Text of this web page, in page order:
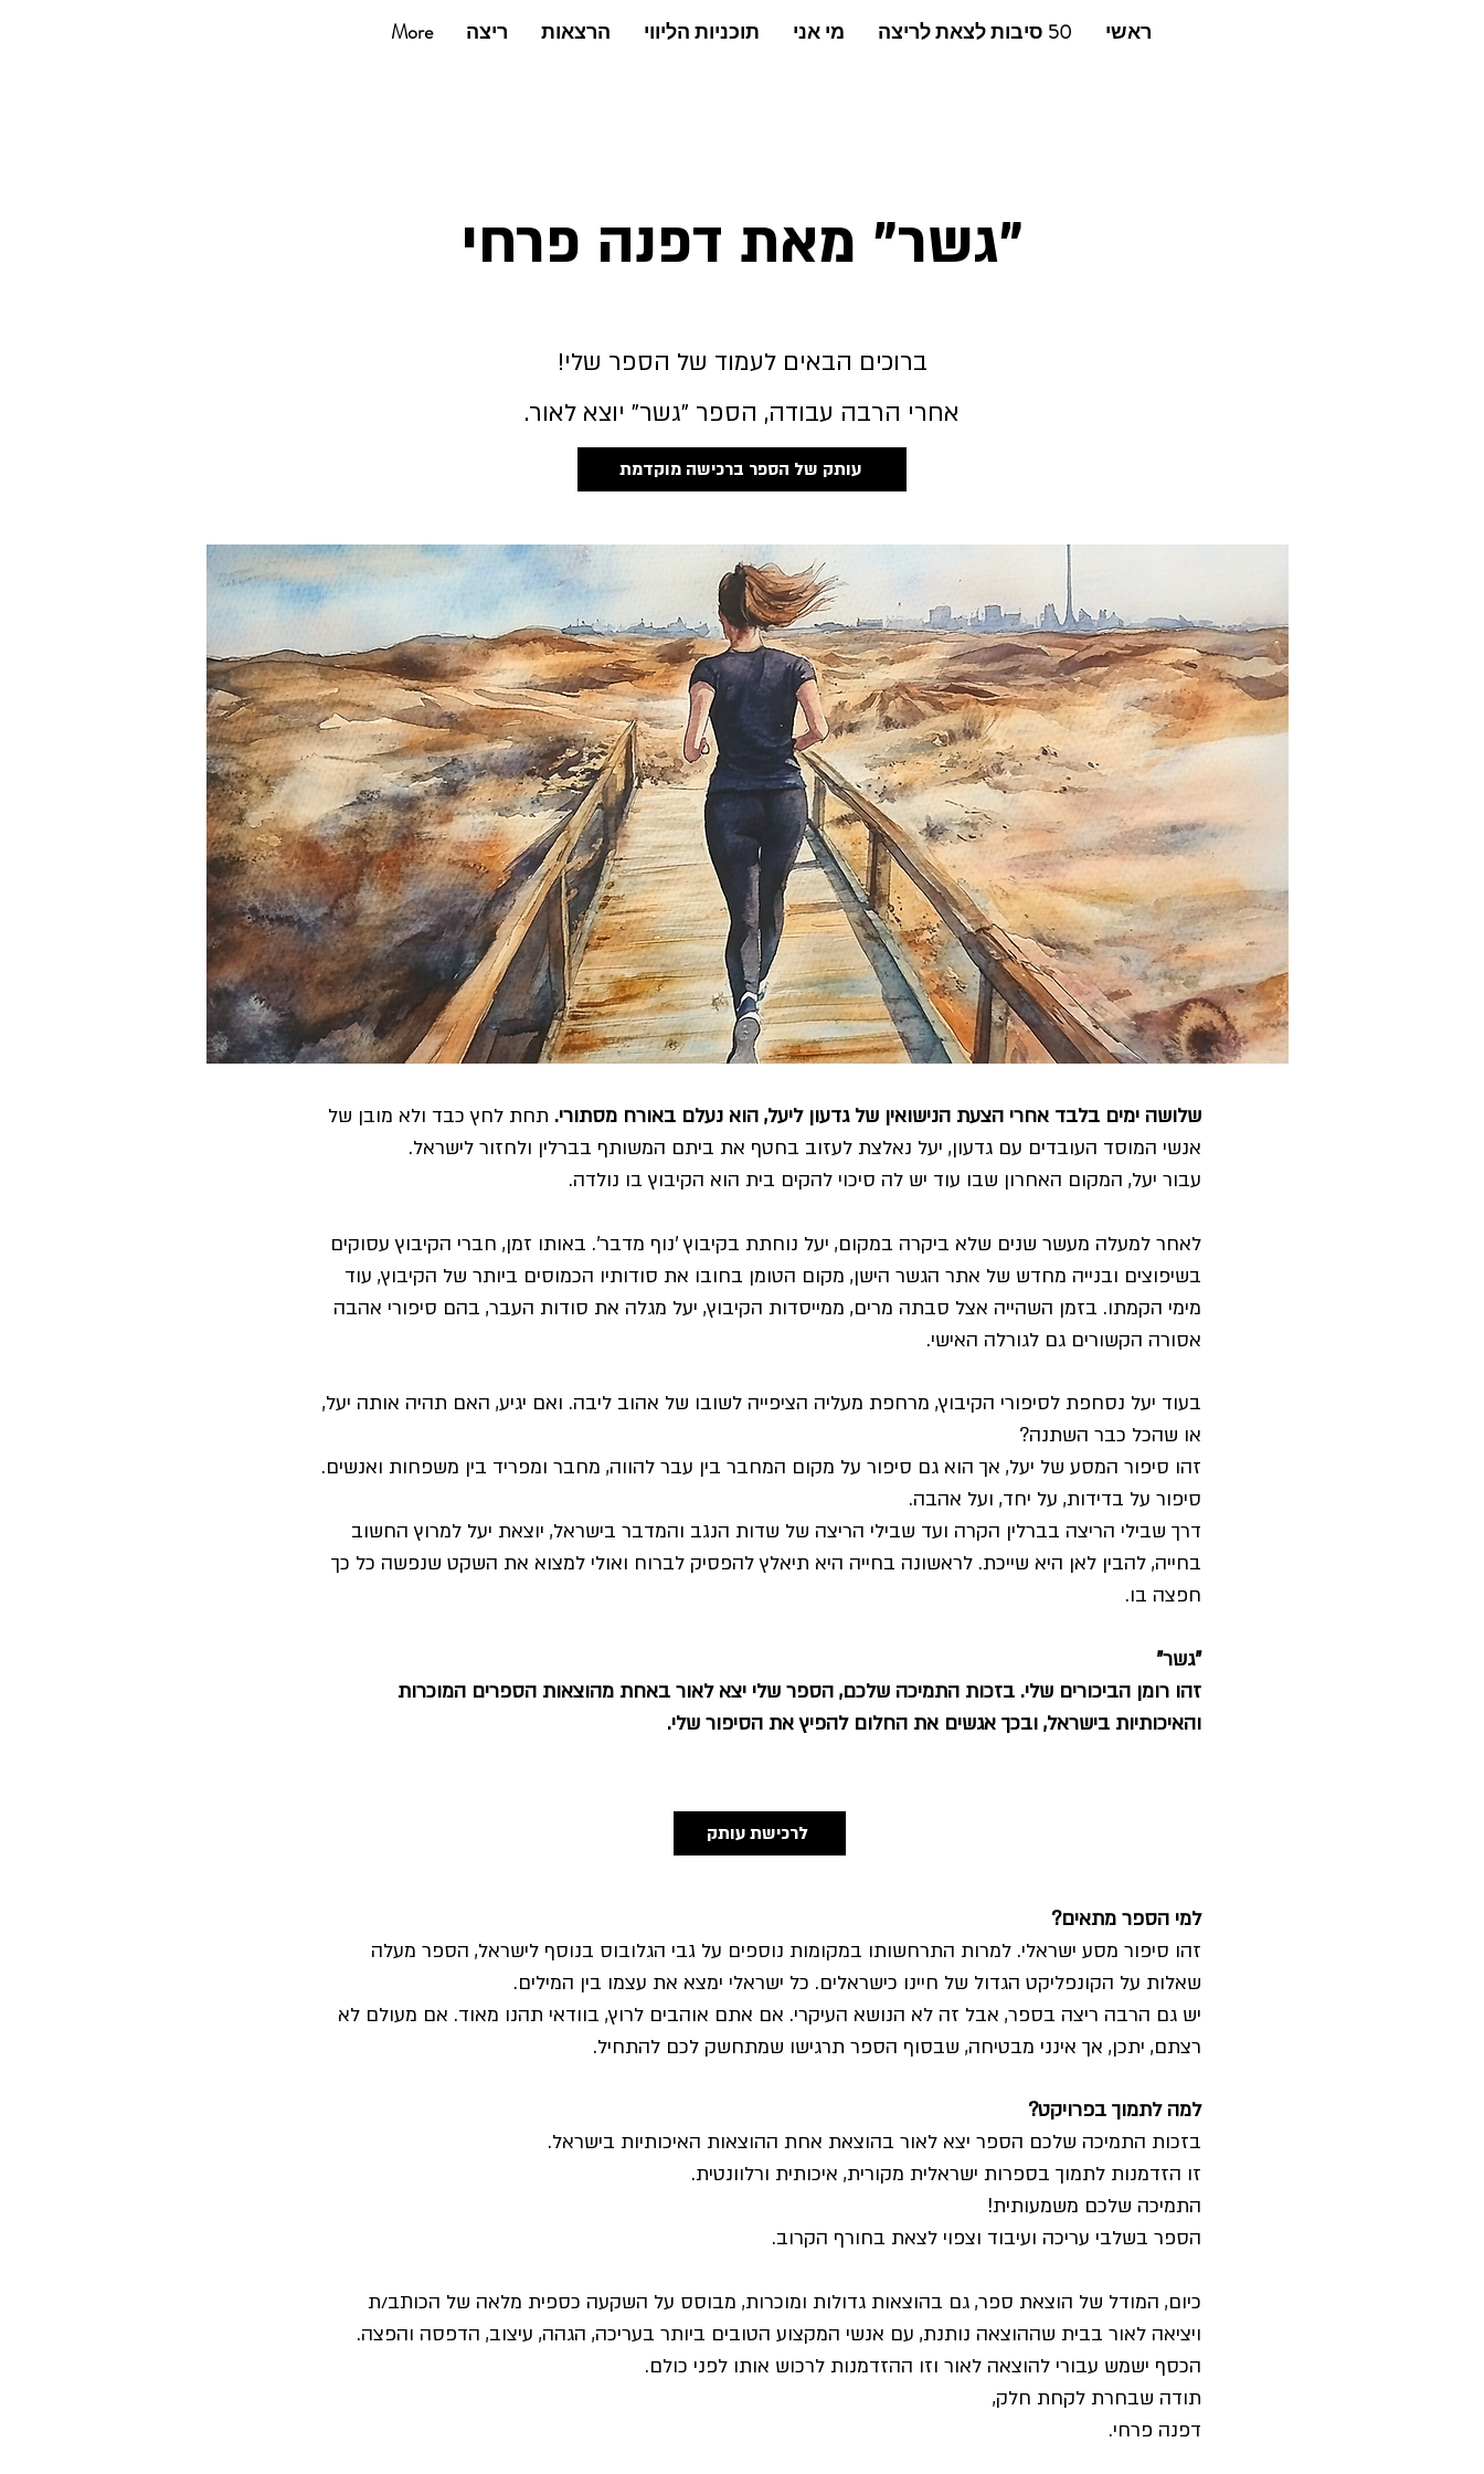
ראשי 50 סיבות לצאת לריצה מי אני תוכניות הליווי הרצאות ריצה More
"גשר" מאת דפנה פרחי
ברוכים הבאים לעמוד של הספר שלי!
אחרי הרבה עבודה, הספר "גשר" יוצא לאור.
עותק של הספר ברכישה מוקדמת
שלושה ימים בלבד אחרי הצעת הנישואין של גדעון ליעל, הוא נעלם באורח מסתורי. תחת לחץ כבד ולא מובן של
אנשי המוסד העובדים עם גדעון, יעל נאלצת לעזוב בחטף את ביתם המשותף בברלין ולחזור לישראל.
עבור יעל, המקום האחרון שבו עוד יש לה סיכוי להקים בית הוא הקיבוץ בו נולדה.
לאחר למעלה מעשר שנים שלא ביקרה במקום, יעל נוחתת בקיבוץ 'נוף מדבר'. באותו זמן, חברי הקיבוץ עסוקים
בשיפוצים ובנייה מחדש של אתר הגשר הישן, מקום הטומן בחובו את סודותיו הכמוסים ביותר של הקיבוץ, עוד
מימי הקמתו. בזמן השהייה אצל סבתה מרים, ממייסדות הקיבוץ, יעל מגלה את סודות העבר, בהם סיפורי אהבה
אסורה הקשורים גם לגורלה האישי.
בעוד יעל נסחפת לסיפורי הקיבוץ, מרחפת מעליה הציפייה לשובו של אהוב ליבה. ואם יגיע, האם תהיה אותה יעל,
או שהכל כבר השתנה?
זהו סיפור המסע של יעל, אך הוא גם סיפור על מקום המחבר בין עבר להווה, מחבר ומפריד בין משפחות ואנשים.
סיפור על בדידות, על יחד, ועל אהבה.
דרך שבילי הריצה בברלין הקרה ועד שבילי הריצה של שדות הנגב והמדבר בישראל, יוצאת יעל למרוץ החשוב
בחייה, להבין לאן היא שייכת. לראשונה בחייה היא תיאלץ להפסיק לברוח ואולי למצוא את השקט שנפשה כל כך
חפצה בו.
"גשר"
זהו רומן הביכורים שלי. בזכות התמיכה שלכם, הספר שלי יצא לאור באחת מהוצאות הספרים המוכרות
והאיכותיות בישראל, ובכך אגשים את החלום להפיץ את הסיפור שלי.
לרכישת עותק
למי הספר מתאים?
זהו סיפור מסע ישראלי. למרות התרחשותו במקומות נוספים על גבי הגלובוס בנוסף לישראל, הספר מעלה
שאלות על הקונפליקט הגדול של חיינו כישראלים. כל ישראלי ימצא את עצמו בין המילים.
יש גם הרבה ריצה בספר, אבל זה לא הנושא העיקרי. אם אתם אוהבים לרוץ, בוודאי תהנו מאוד. אם מעולם לא
רצתם, יתכן, אך אינני מבטיחה, שבסוף הספר תרגישו שמתחשק לכם להתחיל.
למה לתמוך בפרויקט?
בזכות התמיכה שלכם הספר יצא לאור בהוצאת אחת ההוצאות האיכותיות בישראל.
זו הזדמנות לתמוך בספרות ישראלית מקורית, איכותית ורלוונטית.
התמיכה שלכם משמעותית!
הספר בשלבי עריכה ועיבוד וצפוי לצאת בחורף הקרוב.
כיום, המודל של הוצאת ספר, גם בהוצאות גדולות ומוכרות, מבוסס על השקעה כספית מלאה של הכותב/ת
ויציאה לאור בבית שההוצאה נותנת, עם אנשי המקצוע הטובים ביותר בעריכה, הגהה, עיצוב, הדפסה והפצה.
הכסף ישמש עבורי להוצאה לאור וזו ההזדמנות לרכוש אותו לפני כולם.
תודה שבחרת לקחת חלק,
דפנה פרחי.